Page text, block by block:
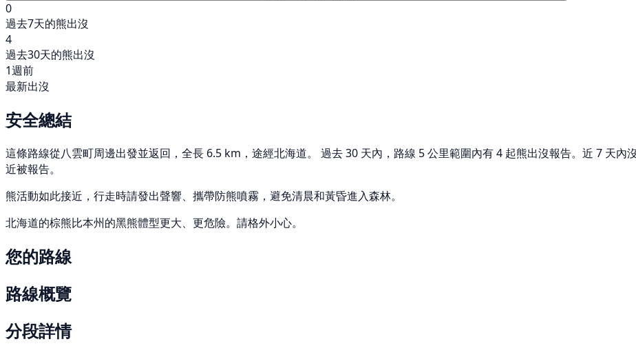
0
過去7天的熊出沒
4
過去30天的熊出沒
1週前
最新出沒
安全總結
這條路線從八雲町周邊出發並返回，全長 6.5 km，途經北海道。 過去 30 天內，路線 5 公里範圍內有 4 起熊出沒報告。近 7 天內
近被報告。
熊活動如此接近，行走時請發出聲響、攜帶防熊噴霧，避免清晨和黃昏進入森林。
北海道的棕熊比本州的黑熊體型更大、更危險。請格外小心。
您的路線
路線概覽
分段詳情